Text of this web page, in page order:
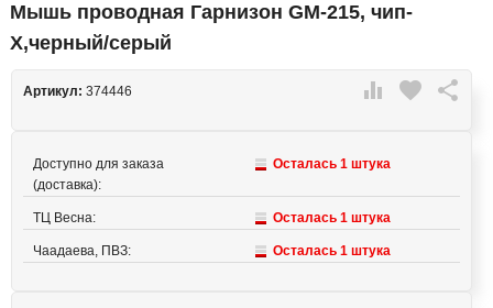
Мышь проводная Гарнизон GM-215, чип-
Х,черный/серый
 favorite 
Артикул: 374446
Доступно для заказа
(доставка):
Осталась 1 штука
ТЦ Весна: Осталась 1 штука
Чаадаева, ПВЗ: Осталась 1 штука